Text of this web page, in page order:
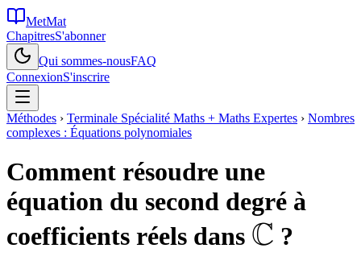
MetMat
ChapitresS'abonner
Qui sommes-nousFAQ
ConnexionS'inscrire
Méthodes › Terminale Spécialité Maths + Maths Expertes › Nombres
complexes : Équations polynomiales
Comment résoudre une
équation du second degré à
coefficients réels dans C ?